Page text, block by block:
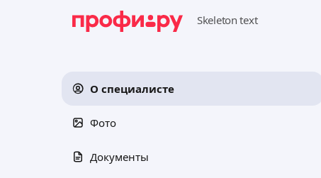
О специалисте
Фото
Документы